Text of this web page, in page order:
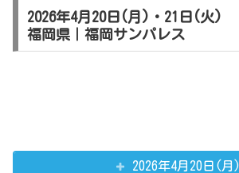
2026年4月20日(月)・21日(火)
福岡県｜福岡サンパレス
2026年4月20日(月)